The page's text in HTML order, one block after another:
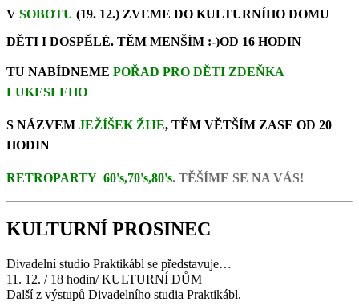
V SOBOTU (19. 12.) ZVEME DO KULTURNÍHO DOMU
DĚTI I DOSPĚLÉ. TĚM MENŠÍM :-)OD 16 HODIN
TU NABÍDNEME POŘAD PRO DĚTI ZDEŇKA
LUKESLEHO
S NÁZVEM JEŽÍŠEK ŽIJE, TĚM VĚTŠÍM ZASE OD 20
HODIN
RETROPARTY 60's,70's,80's. TĚŠÍME SE NA VÁS!
KULTURNÍ PROSINEC
Divadelní studio Praktikábl se představuje…
11. 12. / 18 hodin/ KULTURNÍ DŮM
Další z výstupů Divadelního studia Praktikábl.